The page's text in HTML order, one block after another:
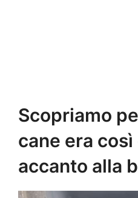
Scopriamo
cane era
accanto alla